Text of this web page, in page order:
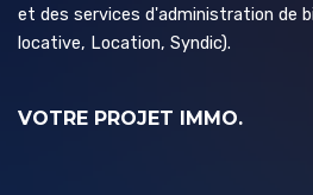
et des services d'administration de
locative, Location, Syndic).
VOTRE PROJET IMMO.